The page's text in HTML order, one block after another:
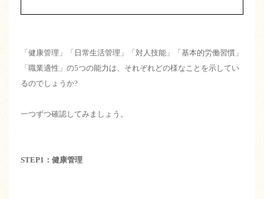
「健康管理」「日常生活管理」「対人技能」「基本的労働習慣」
「職業適性」の5つの能力は、それぞれどの様なことを示してい
るのでしょうか?
一つずつ確認してみましょう。
STEP1：健康管理